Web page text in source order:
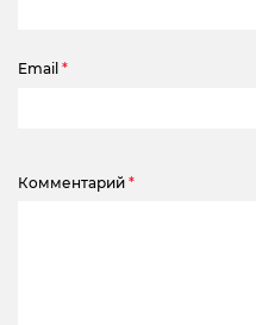
Email *
Комментарий *